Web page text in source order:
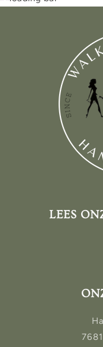
LEES